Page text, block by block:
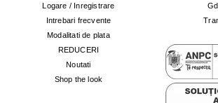
Logare / Inregistrare
Intrebari frecvente
Modalitati de plata
REDUCERI
Noutati
Shop the look